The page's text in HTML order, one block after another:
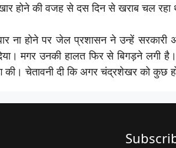
होने की वजह से दस दिन से खराब चल रहा
ना होने पर जेल प्रशासन ने उन्हें
मगर उनकी हालत फिर से बिगड़ने लगी
की। चेतावनी दी कि अगर चंद्रशेखर को कुछ